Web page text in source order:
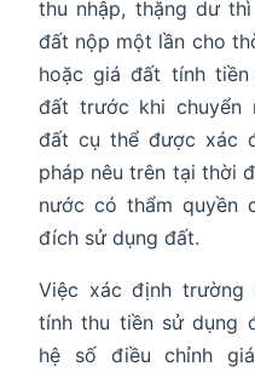
thu nhập, thặng dư
đất nộp một lần cho
hoặc giá đất tính
đất trước khi chuyển
đất cụ thể được xác
pháp nêu trên tại thời
nước có thẩm quyền
đích sử dụng đất.
Việc xác định
tính thu tiền sử dụng
hệ số điều chỉnh